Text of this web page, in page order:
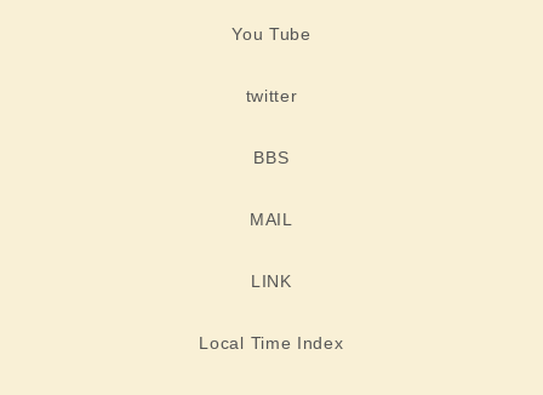
You Tube
twitter
BBS
MAIL
LINK
Local Time Index